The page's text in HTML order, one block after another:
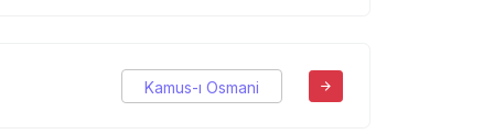
Kamus-ı Osmani